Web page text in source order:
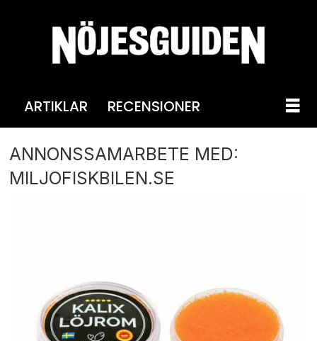
ARTIKLAR RECENSIONER
ANNONSSAMARBETE MED:
MILJOFISKBILEN.SE